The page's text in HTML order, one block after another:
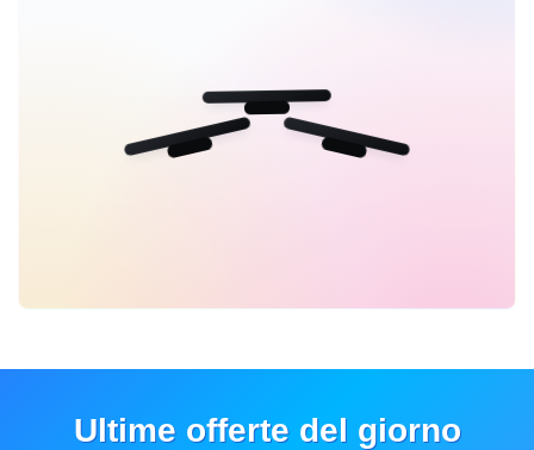
Ultime offerte del giorno